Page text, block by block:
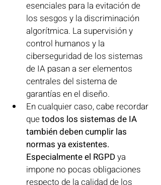
esenciales para la evitación de
los sesgos y la discriminación
algorítmica. La supervisión y
control humanos y la
ciberseguridad de los sistemas
de IA pasan a ser elementos
centrales del sistema de
garantías en el diseño.
En cualquier caso, cabe recordar
que todos los sistemas de IA
también deben cumplir las
normas ya existentes.
Especialmente el RGPD ya
impone no pocas obligaciones
respecto de la calidad de los